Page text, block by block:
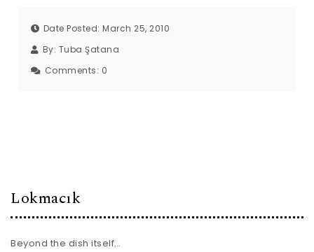
Date Posted: March 25, 2010
By: Tuba Şatana
Comments: 0
Lokmacık
Beyond the dish itself…